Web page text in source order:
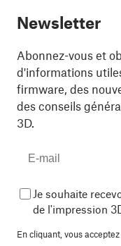
Newsletter
Abonnez-vous et
d'informations
firmware, des
des conseils
3D.
Je souhaite
de l'impression
En cliquant, vous acceptez